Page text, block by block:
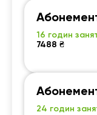
16 годин
7488 ₴
24 годин